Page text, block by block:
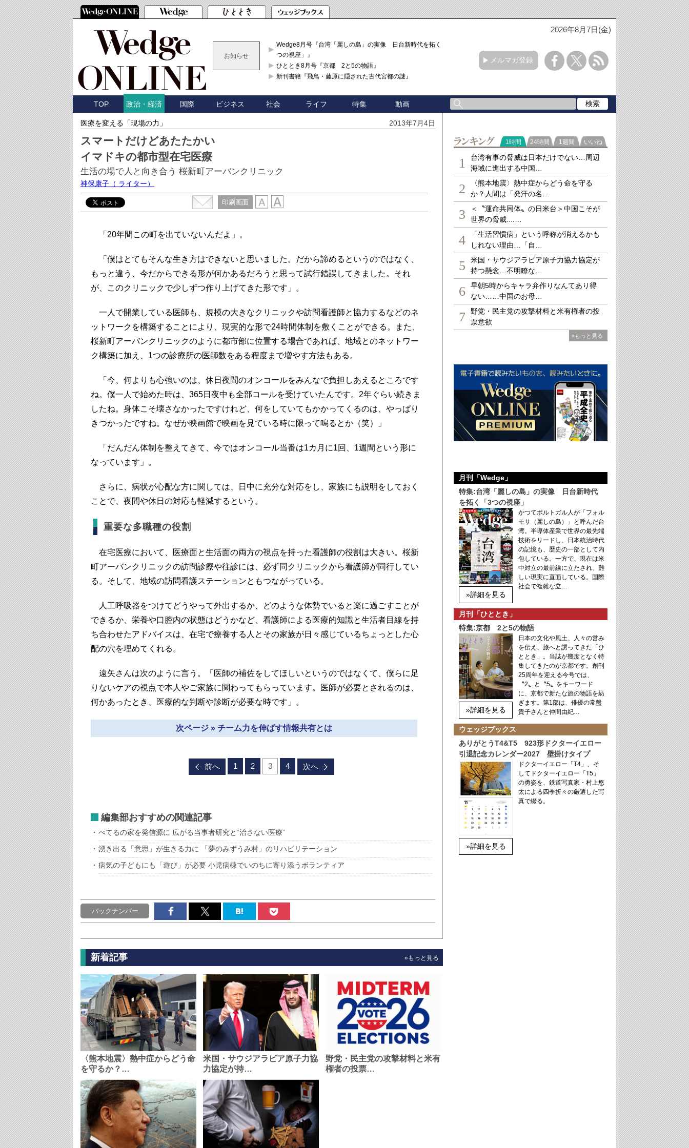
2026年8月7日(金)
お知らせ
Wedge8月号『台湾「麗しの島」の実像 日台新時代を拓く「3
つの視座」』
ひととき8月号『京都 2と5の物語』
新刊書籍『飛鳥・藤原に隠された古代宮都の謎』
メルマガ登録
TOP 政治・経済 国際 ビジネス 社会 ライフ 特集 動画
医療を変える「現場の力」 2013年7月4日
スマートだけどあたたかい
イマドキの都市型在宅医療
生活の場で人と向き合う 桜新町アーバンクリニック
神保康子 （ ライター）
印刷画面
「20年間この町を出ていないんだよ」。
「僕はとてもそんな生き方はできないと思いました。だから諦めるというのではなく、
もっと違う、今だからできる形が何かあるだろうと思って試行錯誤してきました。それ
が、このクリニックで少しずつ作り上げてきた形です」。
一人で開業している医師も、規模の大きなクリニックや訪問看護師と協力するなどのネ
ットワークを構築することにより、現実的な形で24時間体制を敷くことができる。また、
桜新町アーバンクリニックのように都市部に位置する場合であれば、地域とのネットワー
ク構築に加え、1つの診療所の医師数をある程度まで増やす方法もある。
「今、何よりも心強いのは、休日夜間のオンコールをみんなで負担しあえるところです
ね。僕一人で始めた時は、365日夜中も全部コールを受けていたんです。2年ぐらい続きま
したね。身体こそ壊さなかったですけれど、何をしていてもかかってくるのは、やっぱり
きつかったですね。なぜか映画館で映画を見ている時に限って鳴るとか（笑）」
「だんだん体制を整えてきて、今ではオンコール当番は1カ月に1回、1週間という形に
なっています」。
さらに、病状が心配な方に関しては、日中に充分な対応をし、家族にも説明をしておく
ことで、夜間や休日の対応も軽減するという。
重要な多職種の役割
在宅医療において、医療面と生活面の両方の視点を持った看護師の役割は大きい。桜新
町アーバンクリニックの訪問診療や往診には、必ず同クリニックから看護師が同行してい
る。そして、地域の訪問看護ステーションともつながっている。
人工呼吸器をつけてどうやって外出するか、どのような体勢でいると楽に過ごすことが
できるか、栄養や口腔内の状態はどうかなど、看護師による医療的知識と生活者目線を持
ち合わせたアドバイスは、在宅で療養する人とその家族が日々感じているちょっとした心
配の穴を埋めてくれる。
遠矢さんは次のように言う。「医師の補佐をしてほしいというのではなくて、僕らに足
りないケアの視点で本人やご家族に関わってもらっています。医師が必要とされるのは、
何かあったとき、医療的な判断や診断が必要な時です」。
次ページ » チーム力を伸ばす情報共有とは
前へ 1 2 3 4 次へ
編集部おすすめの関連記事
べてるの家を発信源に 広がる当事者研究と“治さない医療”
湧き出る「意思」が生きる力に 「夢のみずうみ村」のリハビリテーション
病気の子どもにも「遊び」が必要 小児病棟でいのちに寄り添うボランティア
バックナンバー
新着記事 »もっと見る
〈熊本地震〉熱中症からどう命
を守るか？…
米国・サウジアラビア原子力協
力協定が持…
野党・民主党の攻撃材料と米有
権者の投票…
ランキング
1時間 24時間 1週間 いいね
1
台湾有事の脅威は日本だけでない…周辺
海域に進出する中国…
2
〈熊本地震〉熱中症からどう命を守る
か？人間は「発汗の名…
3
＜〝運命共同体〟の日米台＞中国こそが
世界の脅威....…
4
「生活習慣病」という呼称が消えるかも
しれない理由…「自…
5
米国・サウジアラビア原子力協力協定が
持つ懸念…不明瞭な…
6
早朝5時からキャラ弁作りなんてあり得
ない……中国のお母…
7
野党・民主党の攻撃材料と米有権者の投
票意欲
»もっと見る
月刊「Wedge」
特集:台湾「麗しの島」の実像 日台新時代
を拓く「3つの視座」
»詳細を見る
かつてポルトガル人が「フォル
モサ（麗しの島）」と呼んだ台
湾。半導体産業で世界の最先端
技術をリードし、日本統治時代
の記憶も、歴史の一部として内
包している。一方で、現在は米
中対立の最前線に立たされ、難
しい現実に直面している。国際
社会で複雑な立…
月刊「ひととき」
特集:京都 2と5の物語
»詳細を見る
日本の文化や風土、人々の営み
を伝え、旅へと誘ってきた「ひ
ととき」。当誌が幾度となく特
集してきたのが京都です。創刊
25周年を迎える今号では、
〝2〟と〝5〟をキーワード
に、京都で新たな旅の物語を紡
ぎます。第1部は、俳優の常盤
貴子さんと仲間由紀…
ウェッジブックス
ありがとうT4&T5 923形ドクターイエロー
引退記念カレンダー2027 壁掛けタイプ
»詳細を見る
ドクターイエロー「T4」、そ
してドクターイエロー「T5」
の勇姿を、鉄道写真家・村上悠
太による四季折々の厳選した写
真で綴る。